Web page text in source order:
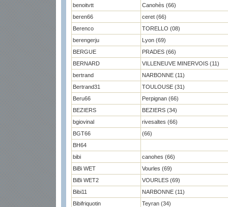
benoitvtt
Canohès (66)
beren66
ceret (66)
Berenco
TORELLO (08)
berengerju
Lyon (69)
BERGUE
PRADES (66)
BERNARD
VILLENEUVE MINERVOIS (11)
bertrand
NARBONNE (11)
Bertrand31
TOULOUSE (31)
Beru66
Perpignan (66)
BEZIERS
BEZIERS (34)
bgiovinal
rivesaltes (66)
BGT66
(66)
BH64
bibi
canohes (66)
BiBi WET
Vourles (69)
BiBi WET2
VOURLES (69)
Bibi11
NARBONNE (11)
Bibifriquotin
Teyran (34)